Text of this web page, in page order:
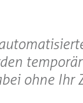
ohne Ihr